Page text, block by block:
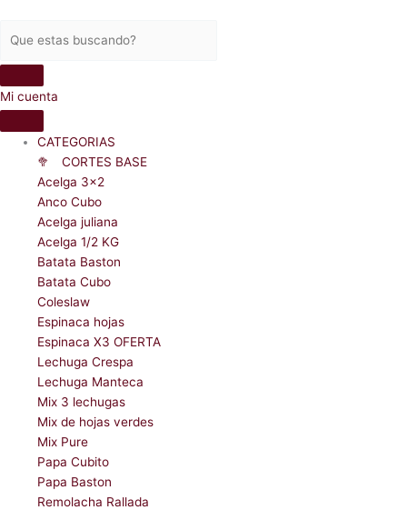
contenido
Mi cuenta
CATEGORIAS
🥦ﾠCORTES BASE
Acelga 3x2
Anco Cubo
Acelga juliana
Acelga 1/2 KG
Batata Baston
Batata Cubo
Coleslaw
Espinaca hojas
Espinaca X3 OFERTA
Lechuga Crespa
Lechuga Manteca
Mix 3 lechugas
Mix de hojas verdes
Mix Pure
Papa Cubito
Papa Baston
Remolacha Rallada
para
horno
cantidad
para
horno
cantidad